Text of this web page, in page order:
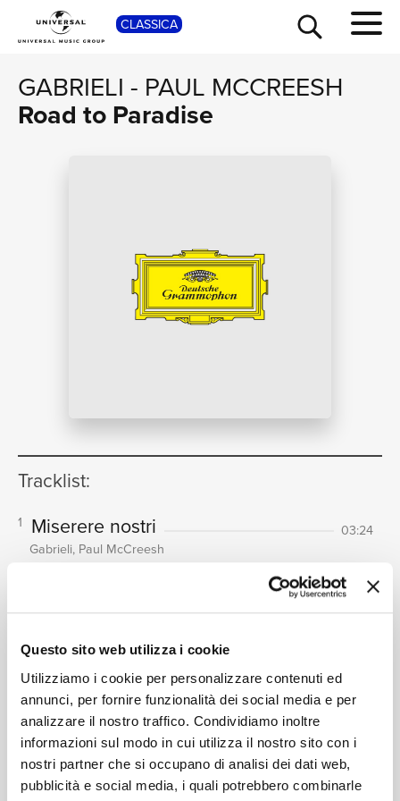
Questo sito web utilizza i cookie
Utilizziamo i cookie per personalizzare contenuti ed
annunci, per fornire funzionalità dei social media e per
analizzare il nostro traffico. Condividiamo inoltre
informazioni sul modo in cui utilizza il nostro sito con i
nostri partner che si occupano di analisi dei dati web,
pubblicità e social media, i quali potrebbero combinarle
CLASSICA
GABRIELI - PAUL MCCREESH
Road to Paradise
Tracklist:
1 Miserere nostri
03:24
Gabrieli, Paul McCreesh
Responsory And Prose For The
Gabrieli, Paul McCreesh
3 Ave maria - Motet, 5vv
Gabrieli, Paul McCreesh
4 A Hymn To The Virgin
03:53
Gabrieli, Paul McCreesh
5 Christe, qui lux es
SHOP
TOUR
NEWS
RICERCA
CHI SIAMO
CONTATTI